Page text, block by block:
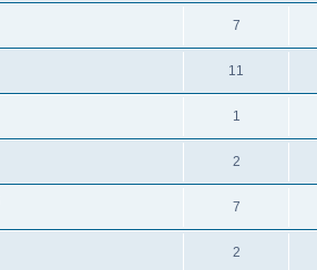
7
11
1
2
7
2